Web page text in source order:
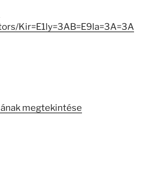
Kir=E1ly=3AB=E9la=3A=3A
megtekintése